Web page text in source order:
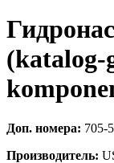
(katalog-
Доп. номера: 705-
Производитель: